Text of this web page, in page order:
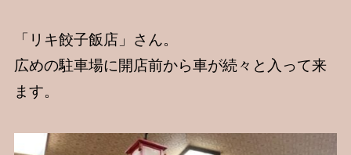
「リキ餃子飯店」さん。
広めの駐車場に開店前から車が続々と入って来
ます。